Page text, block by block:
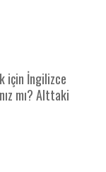
için İngilizce
mı? Alttaki